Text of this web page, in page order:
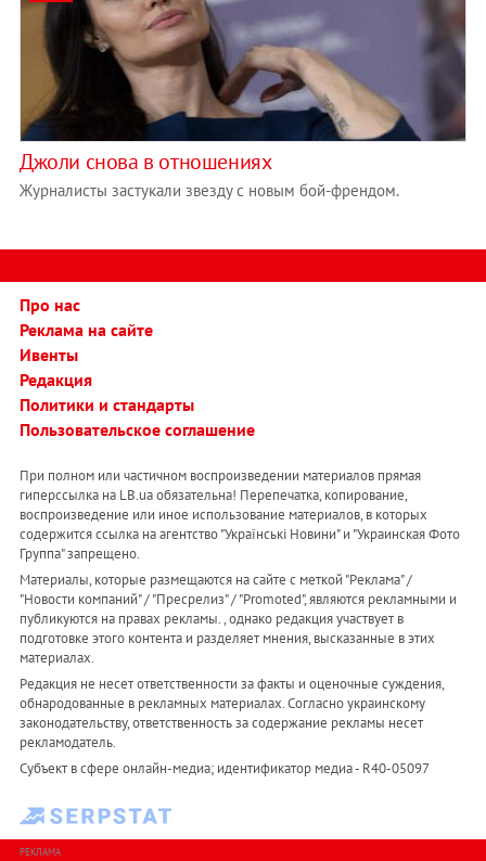
Джоли снова в отношениях
Журналисты застукали звезду с новым бой-френдом.
Про нас
Реклама на сайте
Ивенты
Редакция
Политики и стандарты
Пользовательское соглашение
При полном или частичном воспроизведении материалов прямая
гиперссылка на LB.ua обязательна! Перепечатка, копирование,
воспроизведение или иное использование материалов, в которых
содержится ссылка на агентство "Українськi Новини" и "Украинская Фото
Группа" запрещено.
Материалы, которые размещаются на сайте с меткой "Реклама" /
"Новости компаний" / "Пресрелиз" / "Promoted", являются рекламными и
публикуются на правах рекламы. , однако редакция участвует в
подготовке этого контента и разделяет мнения, высказанные в этих
материалах.
Редакция не несет ответственности за факты и оценочные суждения,
обнародованные в рекламных материалах. Согласно украинскому
законодательству, ответственность за содержание рекламы несет
рекламодатель.
Субъект в сфере онлайн-медиа; идентификатор медиа - R40-05097
РЕКЛАМА